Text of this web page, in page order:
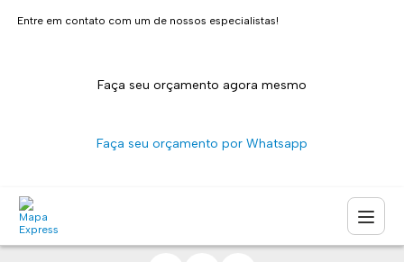
Entre em contato com um de nossos especialistas!
Faça seu orçamento agora mesmo
Faça seu orçamento por Whatsapp